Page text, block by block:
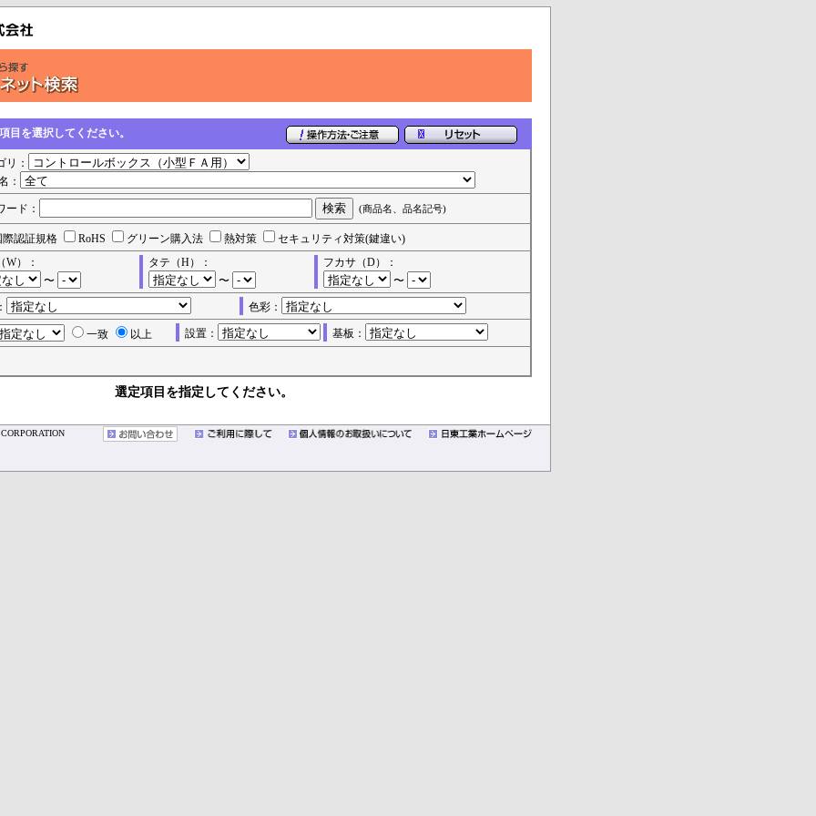
目を選択してください。
リ：
：
ード： (商品名、品名記号)
際認証規格 RoHS グリーン購入法 熱対策 セキュリティ対策(鍵違い)
W）：
〜
タテ（H）：
〜
フカサ（D）：
〜
色彩：
一致 以上 設置： 基板：
選定項目を指定してください。